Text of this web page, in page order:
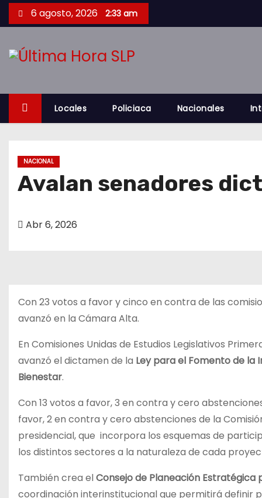
a
l
6 agosto, 2026 2:33 am
Locales Policiaca Nacionales
NACIONAL
Avalan senadores
Abr 6, 2026
Con 23 votos a favor y cinco en contra de las
avanzó en la Cámara Alta.
En Comisiones Unidas de Estudios Legislativos
avanzó el dictamen de la Ley para el Fomento de
Bienestar.
Con 13 votos a favor, 3 en contra y cero
favor, 2 en contra y cero abstenciones de la
presidencial, que incorpora los esquemas de
los distintos sectores a la naturaleza de cada
También crea elConsejo de Planeación
coordinación interinstitucional que permitirá definir